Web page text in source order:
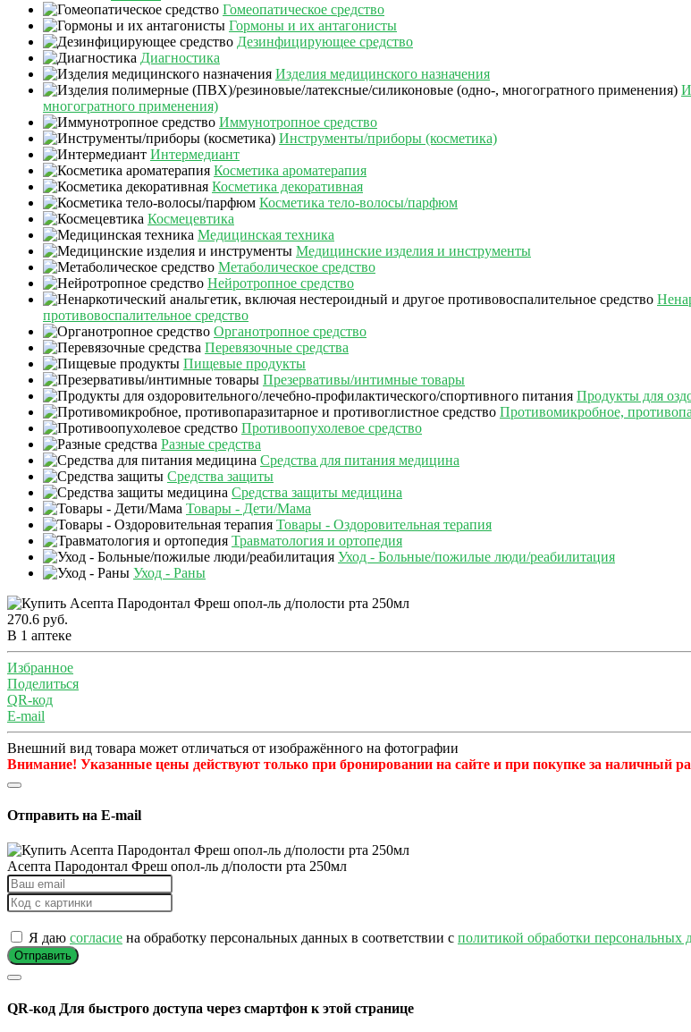
Гомеопатическое средство
Гормоны и их антагонисты
Дезинфицирующее средство
Диагностика
Изделия медицинского назначения
многогратного применения)
Иммунотропное средство
Инструменты/приборы (косметика)
Интермедиант
Косметика ароматерапия
Косметика декоративная
Косметика тело-волосы/парфюм
Космецевтика
Медицинская техника
Медицинские изделия и инструменты
Метаболическое средство
Нейротропное средство
противовоспалительное средство
Органотропное средство
Перевязочные средства
Пищевые продукты
Презервативы/интимные товары
Продукты для
Противомикробное,
Противоопухолевое средство
Разные средства
Средства для питания медицина
Средства защиты
Средства защиты медицина
Товары - Дети/Мама
Товары - Оздоровительная терапия
Травматология и ортопедия
Уход - Больные/пожилые люди/реабилитация
Уход - Раны
270.6 руб.
В 1 аптеке
Избранное
Поделиться
QR-код
E-mail
Внешний вид товара может отличаться от изображённого на фотографии
Внимание! Указанные цены действуют только при бронировании на сайте и при покупке за наличный
Отправить на E-mail
Асепта Пародонтал Фреш опол-ль д/полости рта 250мл
Я даю согласие на обработку персональных данных в соответствии с политикой обработки персональных
Отправить
QR-код Для быстрого доступа через смартфон к этой странице